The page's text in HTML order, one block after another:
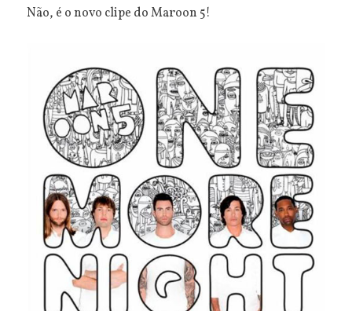
Não, é o novo clipe do Maroon 5!